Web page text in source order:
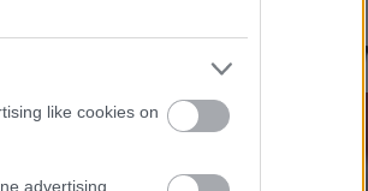
like cookies on
advertising